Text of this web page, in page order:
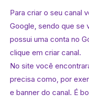
Para criar o seu canal
Google, sendo que se
possui uma conta no
clique em criar canal.
No site você
precisa como, por
e banner do canal. É